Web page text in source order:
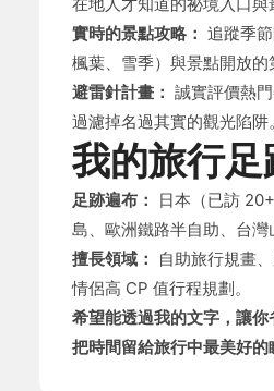
實時的景點攻略： 追蹤季
楓葉、雪季）與景點開放的
避雷針計畫： 誠實評價熱
過濾掉名過其實的觀光陷阱。
我的旅行足
足跡遍布：
日本（已訪
島、歐洲鐵路半自助、台灣
擅長領域：
自助旅行規畫
情侶高 CP 值行程規劃。
希望能透過我的文字，讓你
把時間留給旅行中最美好的